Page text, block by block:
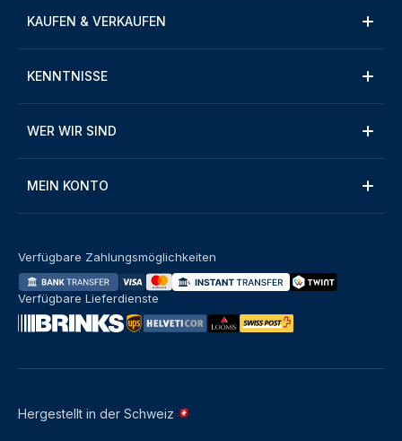
KAUFEN & VERKAUFEN
KENNTNISSE
WER WIR SIND
MEIN KONTO
Hergestellt in der Schweiz
Verfügbare Zahlungsmöglichkeiten
Verfügbare Lieferdienste